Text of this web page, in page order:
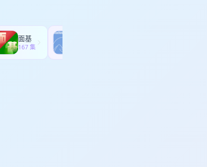
京
index.html 2、
舰店】向客服
鲜感来～ 收听
面基
167 集